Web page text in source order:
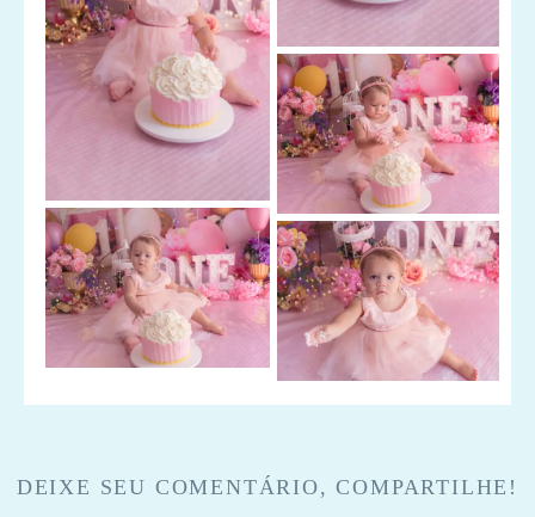
DEIXE SEU COMENTÁRIO, COMPARTILHE!